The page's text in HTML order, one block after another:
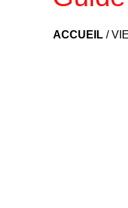
ACCUEIL/